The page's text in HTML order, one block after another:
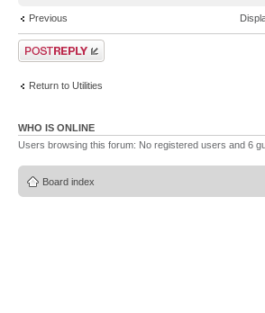
Previous
Post a reply
Return to Utilities
WHO IS ONLINE
Users browsing this forum: No registered users and 6
Board index